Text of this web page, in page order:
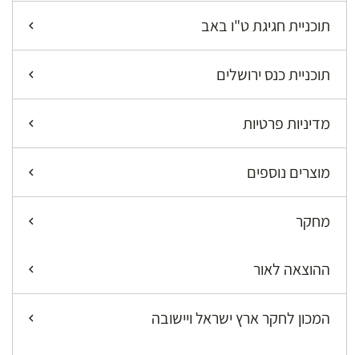
תוכניית חגיגת ט"ו באב
תוכניית כנס ירושלים
מדיניות פרטיות
מוצרים נוספים
מחקר
ההוצאה לאור
המכון לחקר ארץ ישראל ויישובה